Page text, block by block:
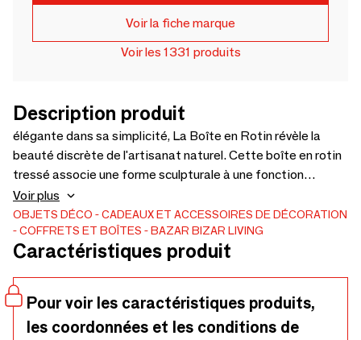
Voir la fiche marque
Voir les 1331 produits
Description produit
élégante dans sa simplicité, La Boîte en Rotin révèle la
beauté discrète de l'artisanat naturel. Cette boîte en rotin
tressé associe une forme sculpturale à une fonction
pratique, idéale pour ranger de petits objets tout en
apportant chaleur et texture organique à chaque espace.
Sa taille compacte et sa teinte brun naturel en font une
boîte polyvalente pour la salle de bain, la cuisine ou les
contenu et soutient une atmosphère visuellement
harmonieuse et apaisée. Chaque pièce est tressée à la
main par des artisans indonésiens utilisant du rotin durable.
Voir plus
OBJETS DÉCO
CADEAUX ET ACCESSOIRES DE DÉCORATION
COFFRETS ET BOÎTES
BAZAR BIZAR LIVING
Caractéristiques produit
Pour voir les caractéristiques produits,
les coordonnées et les conditions de